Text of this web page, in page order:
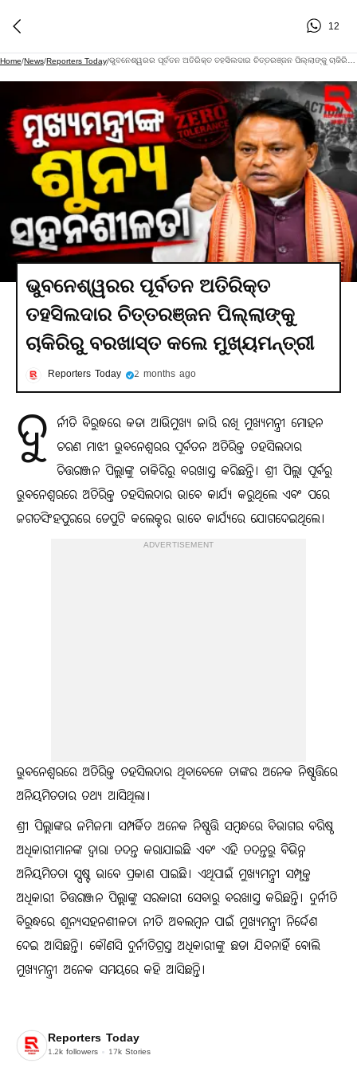
12
Home/News/Reporters Today/
ଭୁବନେଶ୍ୱରର ପୂର୍ବତନ ଅତିରିକ୍ତ
ତହସିଲଦାର ଚିତ୍ତରଞ୍ଜନ ପିଲ୍ଲାଙ୍କୁ
ଚାକିରିରୁ ବରଖାସ୍ତ କଲେ ମୁଖ୍ୟମନ୍ତ୍ରୀ
Reporters Today 2 months ago
ଦୁ ର୍ନୀତି ବିରୁଦ୍ଧରେ କଡା ଆଭିମୁଖ୍ୟ ଜାରି ରଖି ମୁଖ୍ୟମନ୍ତ୍ରୀ ମୋହନ
ଚରଣ ମାଝୀ ଭୁବନେଶ୍ୱରର ପୂର୍ବତନ ଅତିରିକ୍ତ ତହସିଲଦାର
ଚିତ୍ତରଞ୍ଜନ ପିଲ୍ଲାଙ୍କୁ ଚାକିରିରୁ ବରଖାସ୍ତ କରିଛନ୍ତି। ଶ୍ରୀ ପିଲ୍ଲା ପୂର୍ବରୁ
ଭୁବନେଶ୍ୱରରେ ଅତିରିକ୍ତ ତହସିଲଦାର ଭାବେ କାର୍ଯ୍ୟ କରୁଥିଲେ ଏବଂ ପରେ
ଜଗତସିଂହପୁରରେ ଡେପୁଟି କଲେକ୍ଟର ଭାବେ କାର୍ଯ୍ୟରେ ଯୋଗଦେଇଥିଲେ।
ADVERTISEMENT
ଭୁବନେଶ୍ୱରରେ ଅତିରିକ୍ତ ତହସିଲଦାର ଥିବାବେଳେ ତାଙ୍କର ଅନେକ ନିଷ୍ପତ୍ତିରେ
ଅନିୟମିତତାର ତଥ୍ୟ ଆସିଥିଲା।
ଶ୍ରୀ ପିଲ୍ଲାଙ୍କର ଜମିଜମା ସମ୍ପର୍କିତ ଅନେକ ନିଷ୍ପତ୍ତି ସମ୍ବନ୍ଧରେ ବିଭାଗର ବରିଷ୍ଠ
ଅଧିକାରୀମାନଙ୍କ ଦ୍ୱାରା ତଦନ୍ତ କରାଯାଇଛି ଏବଂ ଏହି ତଦନ୍ତରୁ ବିଭିନ୍ନ
ଅନିୟମିତତା ସ୍ପଷ୍ଟ ଭାବେ ପ୍ରକାଶ ପାଇଛି। ଏଥିପାଇଁ ମୁଖ୍ୟମନ୍ତ୍ରୀ ସମ୍ପୃକ୍ତ
ଅଧିକାରୀ ଚିତ୍ତରଞ୍ଜନ ପିଲ୍ଲାଙ୍କୁ ସରକାରୀ ସେବାରୁ ବରଖାସ୍ତ କରିଛନ୍ତି। ଦୁର୍ନୀତି
ବିରୁଦ୍ଧରେ ଶୂନ୍ୟସହନଶୀଳତା ନୀତି ଅବଲମ୍ବନ ପାଇଁ ମୁଖ୍ୟମନ୍ତ୍ରୀ ନିର୍ଦ୍ଦେଶ
ଦେଇ ଆସିଛନ୍ତି। କୌଣସି ଦୁର୍ନୀତିଗ୍ରସ୍ତ ଅଧିକାରୀଙ୍କୁ ଛଡା ଯିବନାହିଁ ବୋଲି
ମୁଖ୍ୟମନ୍ତ୍ରୀ ଅନେକ ସମୟରେ କହି ଆସିଛନ୍ତି।
Reporters Today
1.2k followers 17k Stories